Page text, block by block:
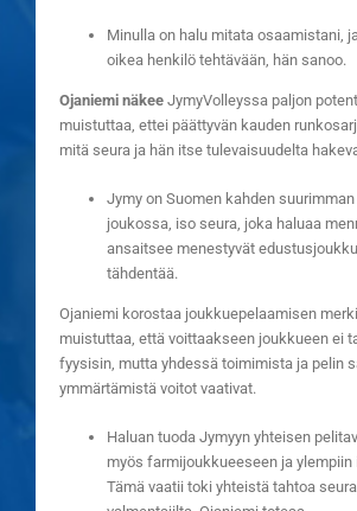
Minulla on halu mitata osaamistani,
oikea henkilö tehtävään, hän sanoo.
Ojaniemi näkee JymyVolleyssa paljon
muistuttaa, ettei päättyvän kauden
mitä seura ja hän itse tulevaisuudelta
Jymy on Suomen kahden
joukossa, iso seura, joka haluaa
ansaitsee menestyvät
tähdentää.
Ojaniemi korostaa joukkuepelaamisen
muistuttaa, että voittaakseen joukkueen ei
fyysisin, mutta yhdessä toimimista ja pelin
ymmärtämistä voitot vaativat.
Haluan tuoda Jymyyn yhteisen
myös farmijoukkueeseen ja ylempiin
Tämä vaatii toki yhteistä tahtoa